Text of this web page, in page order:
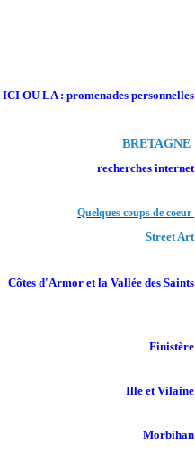
ICI OU LA : promenades personnelles
BRETAGNE
recherches internet
Quelques coups de coeur
Street Art
Côtes d'Armor et la Vallée des Saints
Finistère
Ille et Vilaine
Morbihan